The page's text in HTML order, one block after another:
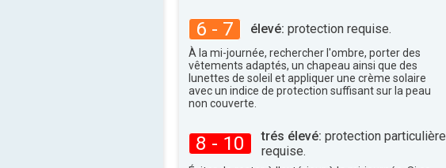
6 - 7 élevé: protection requise.
À la mi-journée, rechercher l'ombre, porter des
vêtements adaptés, un chapeau ainsi que des
lunettes de soleil et appliquer une crème solaire
avec un indice de protection suffisant sur la peau
non couverte.
8 - 10 trés élevé: protection particulière
requise.